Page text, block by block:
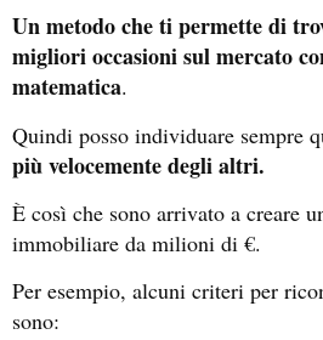
Un metodo che ti permette di
migliori occasioni sul mercato
matematica.
Quindi posso individuare sempre
più velocemente degli altri.
È così che sono arrivato a creare
immobiliare da milioni di €.
Per esempio, alcuni criteri per
sono: